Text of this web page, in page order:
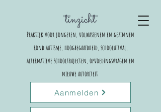
Praktijk voor jongeren, volwassenen en gezinnen
rond autisme, hoogbegaafdheid, schooluitval,
alternatieve schooltrajecten, opvoedingsvragen en
nieuwe autoriteit
Aanmelden